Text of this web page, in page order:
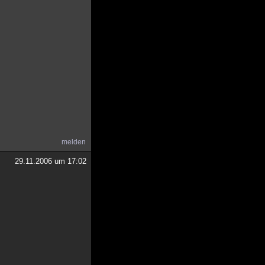
melden
29.11.2006 um 17:02